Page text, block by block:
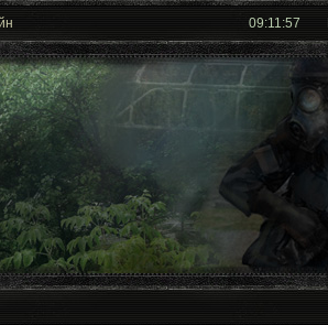
09:11:58